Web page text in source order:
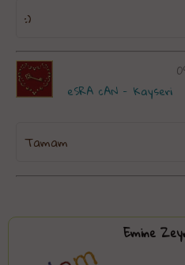
:)
eSRA cAN - Kayseri
Tamam
Emine